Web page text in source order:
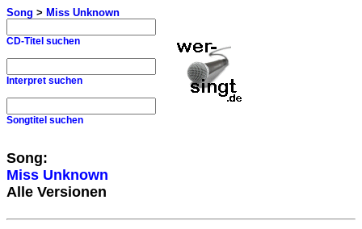
Song > Miss Unknown
CD-Titel suchen
Interpret suchen
Songtitel suchen
Song:
Miss Unknown
Alle Versionen